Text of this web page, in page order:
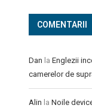
COMENTARII
Dan la Englezii
camerelor de
Alin la Noile